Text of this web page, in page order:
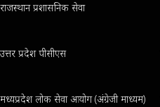
राजस्थान प्रशासनिक सेवा
उत्तर प्रदेश पीसीएस
मध्यप्रदेश लोक सेवा आयोग (अंग्रेजी माध्यम)